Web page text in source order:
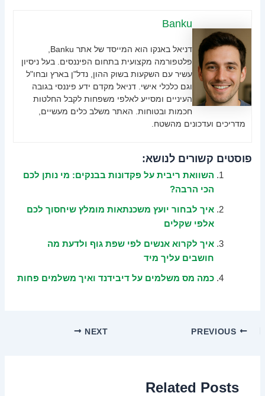
Banku
פלטפורמה מקצועית בתחום הפיננסים. בעל ניסיון
עשיר עם השקעות בשוק ההון, נדל"ן בארץ ובחו"ל
וגם כלכלי אישי. דניאל מקדם ידע פיננסי בגובה
העיניים ומסייע לאלפי משפחות לקבל החלטות
חכמות ובטוחות. האתר משלב כלים מעשיים,
מדריכים ועדכונים מהשטח.
פוסטים קשורים לנושא:
השוואת ריבית על פקדונות בבנקים: מי נותן לכם
הכי הרבה?
איך לבחור יועץ משכנתאות מומלץ שיחסוך לכם
אלפי שקלים
איך לקרוא אנשים לפי שפת גוף ולדעת מה
חושבים עליך מיד
כמה מס משלמים על דיבידנד ואיך משלמים פחות
NEXT
Related Posts